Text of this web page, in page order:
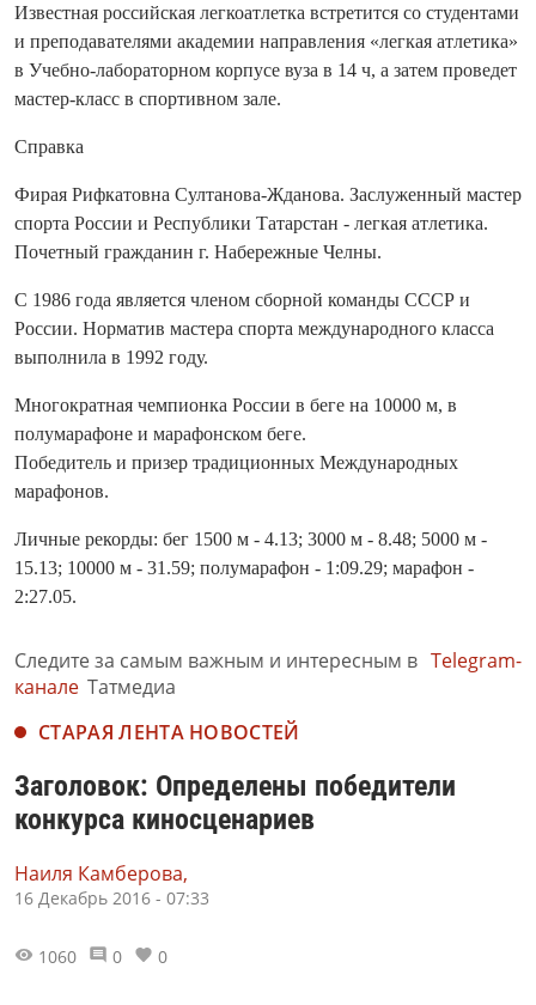
Известная российская легкоатлетка встретится со студентами
и преподавателями академии направления «легкая атлетика»
в Учебно-лабораторном корпусе вуза в 14 ч, а затем проведет
мастер-класс в спортивном зале.
Справка
Фирая Рифкатовна Султанова-Жданова. Заслуженный мастер
спорта России и Республики Татарстан - легкая атлетика.
Почетный гражданин г. Набережные Челны.
С 1986 года является членом сборной команды СССР и
России. Норматив мастера спорта международного класса
выполнила в 1992 году.
Многократная чемпионка России в беге на 10000 м, в
полумарафоне и марафонском беге.
Победитель и призер традиционных Международных
марафонов.
Личные рекорды: бег 1500 м - 4.13; 3000 м - 8.48; 5000 м -
15.13; 10000 м - 31.59; полумарафон - 1:09.29; марафон -
2:27.05.
Следите за самым важным и интересным в Telegram-
канале Татмедиа
СТАРАЯ ЛЕНТА НОВОСТЕЙ
Заголовок: Определены победители
конкурса киносценариев
Наиля Камберова,
16 Декабрь 2016 - 07:33
1060 0 0